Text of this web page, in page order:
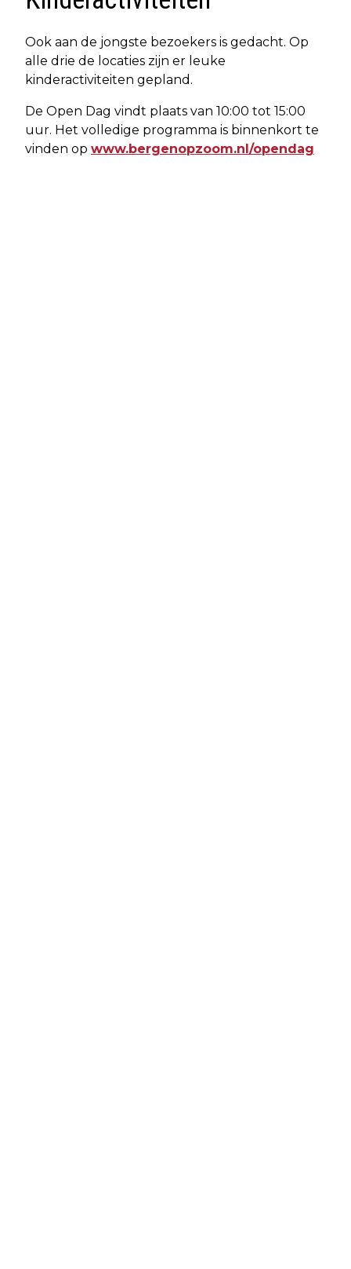
Ook aan de jongste bezoekers is gedacht. Op
alle drie de locaties zijn er leuke
kinderactiviteiten gepland.
De Open Dag vindt plaats van 10:00 tot 15:00
uur. Het volledige programma is binnenkort te
vinden op www.bergenopzoom.nl/opendag